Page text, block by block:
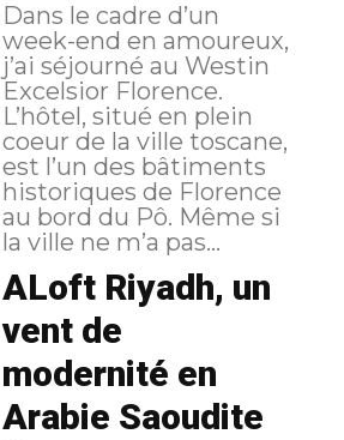
Dans le cadre d’un
week-end en amoureux,
j’ai séjourné au Westin
Excelsior Florence.
L’hôtel, situé en plein
coeur de la ville toscane,
est l’un des bâtiments
historiques de Florence
au bord du Pô. Même si
la ville ne m’a pas...
ALoft Riyadh, un
vent de
modernité en
Arabie Saoudite